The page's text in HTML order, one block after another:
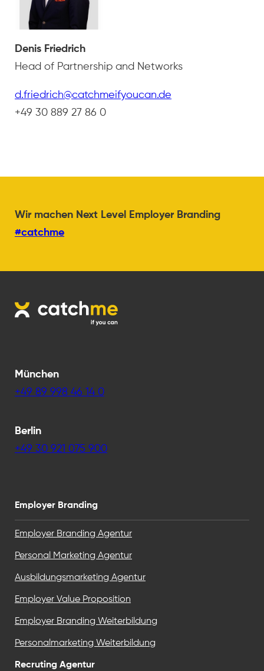
Denis Friedrich
Head of Partnership and Networks
d.friedrich@catchmeifyoucan.de
+49 30 889 27 86 0
Wir machen Next Level Employer Branding
#catchme
München
+49 89 998 46 14 0
Berlin
+49 30 921 075 900
Employer Branding
Employer Branding Agentur
Personal Marketing Agentur
Ausbildungsmarketing Agentur
Employer Value Proposition
Employer Branding Weiterbildung
Personalmarketing Weiterbildung
Recruting Agentur